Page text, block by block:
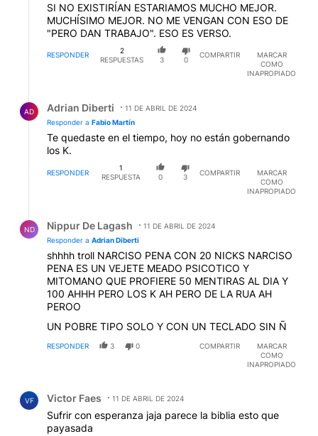
SI NO EXISTIRÍAN ESTARIAMOS MUCHO MEJOR.
MUCHÍSIMO MEJOR. NO ME VENGAN CON ESO DE
"PERO DAN TRABAJO". ESO ES VERSO.
RESPONDER
2
RESPUESTAS
3 0
COMPARTIR
MARCAR
COMO
INAPROPIADO
AD Adrian Diberti
11 DE ABRIL DE 2024
Responder a Fabio Martín
Te quedaste en el tiempo, hoy no están gobernando
los K.
RESPONDER
1
RESPUESTA
0 3
COMPARTIR
MARCAR
COMO
INAPROPIADO
ND Nippur De Lagash
11 DE ABRIL DE 2024
Responder a Adrian Diberti
shhhh troll NARCISO PENA CON 20 NICKS NARCISO
PENA ES UN VEJETE MEADO PSICOTICO Y
MITOMANO QUE PROFIERE 50 MENTIRAS AL DIA Y
100 AHHH PERO LOS K AH PERO DE LA RUA AH
PEROO
UN POBRE TIPO SOLO Y CON UN TECLADO SIN Ñ
RESPONDER 3 0 COMPARTIR
MARCAR
COMO
INAPROPIADO
VF Victor Faes 11 DE ABRIL DE 2024
Sufrir con esperanza jaja parece la biblia esto que
payasada